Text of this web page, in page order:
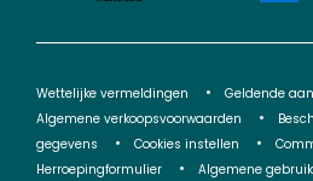
Wettelijke vermeldingen
Geldende
Algemene verkoopsvoorwaarden
gegevens
Cookies instellen
Herroepingformulier
Algemene